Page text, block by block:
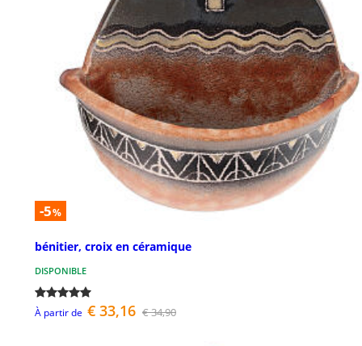
-5%
bénitier, croix en céramique
DISPONIBLE
À partir de € 33,16 € 34,90